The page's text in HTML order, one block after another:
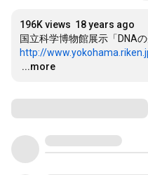
196K views 18 years ago
http://
…
...more